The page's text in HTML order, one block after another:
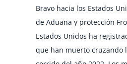
Bravo hacia los Estados
de Aduana y protección
Estados Unidos ha
que han muerto cruzando